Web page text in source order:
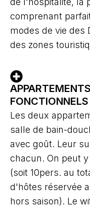
comprenant
modes de vie des
des zones
FONCTIONNELS
Les deux
salle de bain-
avec goût. Leur
chacun. On peut
(soit 10pers. au
d'hôtes réservée
hors saison). Le